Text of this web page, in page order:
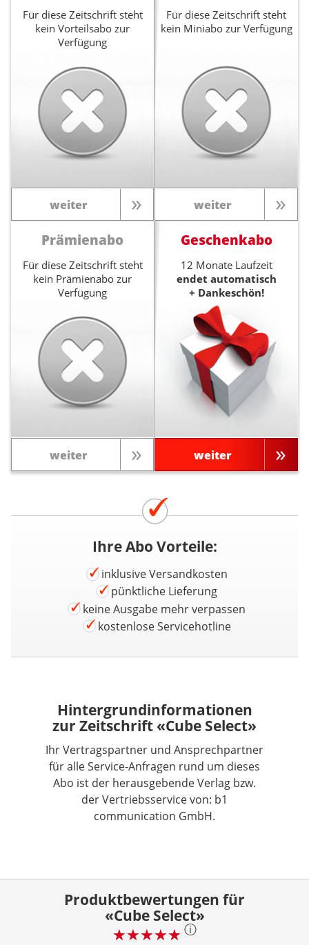
Für diese Zeitschrift steht
kein Vorteilsabo zur
Verfügung
weiter
Für diese Zeitschrift steht
kein Miniabo zur Verfügung
weiter
Prämienabo
Für diese Zeitschrift steht
kein Prämienabo zur
Verfügung
weiter
Geschenkabo
12 Monate Laufzeit
endet automatisch
+ Dankeschön!
weiter
Ihre Abo Vorteile:
inklusive Versandkosten
pünktliche Lieferung
keine Ausgabe mehr verpassen
kostenlose Servicehotline
Hintergrundinformationen
zur Zeitschrift «Cube Select»
Ihr Vertragspartner und Ansprechpartner
für alle Service-Anfragen rund um dieses
Abo ist der herausgebende Verlag bzw.
der Vertriebsservice von: b1
communication GmbH.
Produktbewertungen für
«Cube Select»
ⓘ